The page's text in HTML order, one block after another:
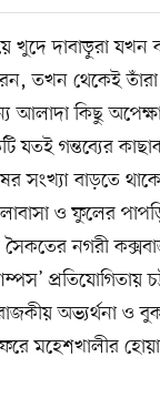
খুদে দাবাড়ুরা
তখন থেকেই তাঁরা
আলাদা কিছু
যতই গন্তব্যের
সংখ্যা বাড়তে
ও ফুলের
নগরী
প্রতিযোগিতায়
অভ্যর্থনা ও
মহেশখালীর